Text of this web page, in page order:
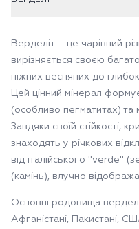
Верделіт – це чарівний
вирізняється своєю
ніжних весняних до
Цей цінний мінерал
(особливо пегматитах) та
Завдяки своїй стійкості,
знаходять у річкових
від італійського "verde"
(камінь), влучно
Основні родовища
Афганістані, Пакистані,